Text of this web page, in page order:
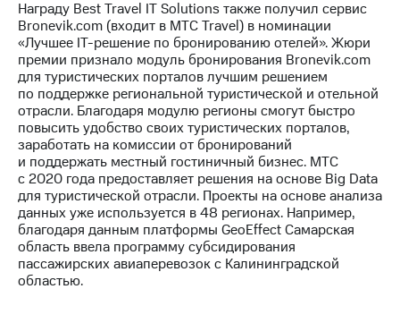
Контроль
и
аудит
Рынок
акций
Описание
Программа
приобретения
Порядок
выкупа
акций
Дивиденды
Рынок
облигаций
Описание
Награду Best Travel IT Solutions также получил сервис
Bronevik.com (входит в МТС Travel) в номинации
«Лучшее IT-решение по бронированию отелей». Жюри
премии признало модуль бронирования Bronevik.com
для туристических порталов лучшим решением
по поддержке региональной туристической и отельной
отрасли. Благодаря модулю регионы смогут быстро
повысить удобство своих туристических порталов,
заработать на комиссии от бронирований
и поддержать местный гостиничный бизнес. МТС
с 2020 года предоставляет решения на основе Big Data
для туристической отрасли. Проекты на основе анализа
данных уже используется в 48 регионах. Например,
благодаря данным платформы GeoEffect Самарская
область ввела программу субсидирования
пассажирских авиаперевозок с Калининградской
областью.